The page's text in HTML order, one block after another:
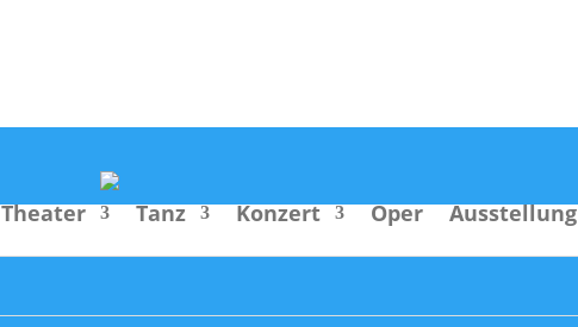
Theater Tanz Konzert Oper Ausstellung